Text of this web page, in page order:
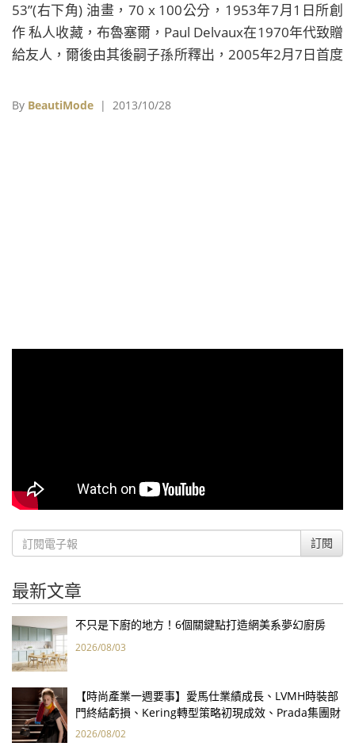
53”(右下角) 油畫，70 x 100公分，1953年7月1日所創
作 私人收藏，布魯塞爾，Paul Delvaux在1970年代致贈
給友人，爾後由其後嗣子孫所釋出，2005年2月7日首度
得拍賣會以121,875英鎊拍出。 1952年，未來的教宗
By BeautiMode | 2013/10/28
訂閱
最新文章
不只是下廚的地方！6個關鍵點打造網美系夢幻廚房
2026/08/03
【時尚產業一週要事】愛馬仕業績成長、LVMH時裝部
門終結虧損、Kering轉型策略初現成效、Prada集團財
報亮眼
2026/08/02